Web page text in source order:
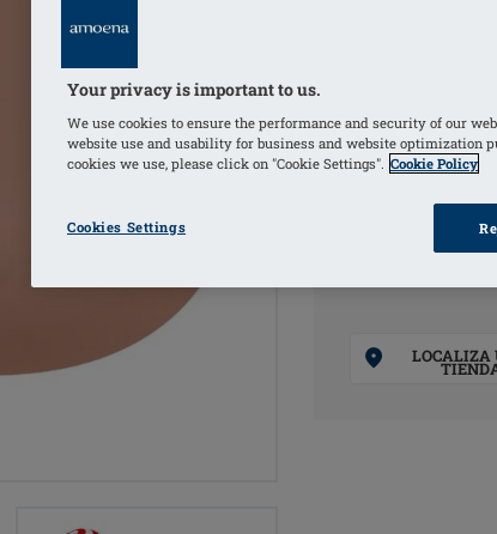
Cara exterior
Disponible en
COLORES
(Selected)
LOCALIZA
Your privacy is important to us.
We use cookies to ensure the performance and security of our
website use and usability for business and website optimization
cookies we use, please click on "Cookie Settings". Cookie Policy
Cookies Settings